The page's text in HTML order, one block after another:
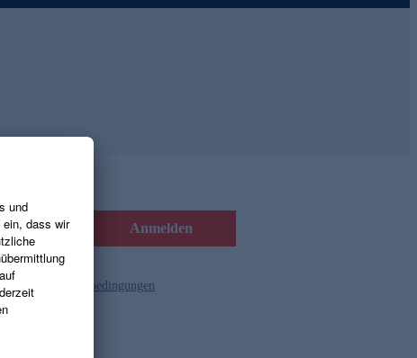
Anmelden
und die Gutscheinbedingungen